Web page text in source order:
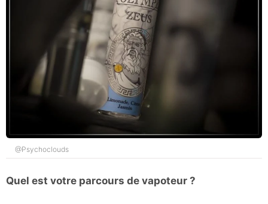
@Psychoclouds
Quel est votre parcours de vapoteur ?